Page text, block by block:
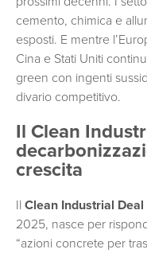
cemento, chimica e
esposti. E mentre
Cina e Stati Uniti
green con ingenti
divario competitivo.
Il Clean
crescita
Il Clean Industrial Deal
2025, nasce per
“azioni concrete per